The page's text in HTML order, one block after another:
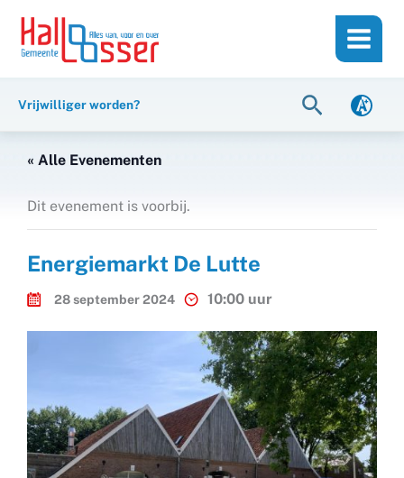
inhoud
naar
Vrijwilliger worden? Zoeken
« Alle Evenementen
Dit evenement is voorbij.
Energiemarkt De Lutte
28 september 2024 10:00 uur